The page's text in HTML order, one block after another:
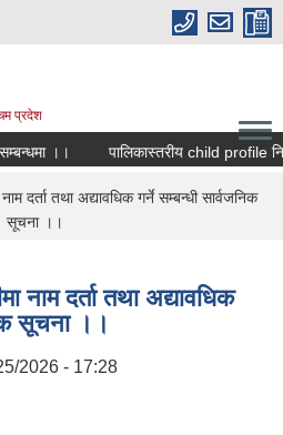
प्रदेश
।।
दर्ता तथा अद्यावधिक गर्ने सम्बन्धी सार्वजनिक
सूचना ।।
नाम दर्ता तथा अद्यावधिक
सूचना ।।
2026 - 17:28